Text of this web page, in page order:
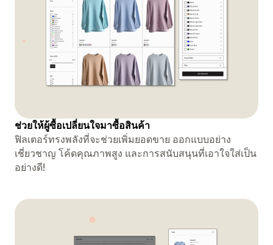
ช่วยให้ผู้ซื้อเปลี่ยนใจมาซื้อสินค้า
ฟิลเตอร์ทรงพลังที่จะช่วยเพิ่มยอดขาย ออกแบบอย่าง
เชี่ยวชาญ โค้ดคุณภาพสูง และการสนับสนุนที่เอาใจใส่เป็น
อย่างดี!